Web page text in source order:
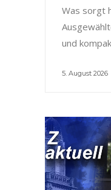
Was sorgt
und
5. August 2026